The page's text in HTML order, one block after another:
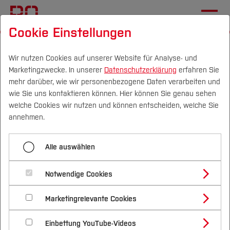
Campus Personen DE|EN Quicklinks
Studium
Studienangebote
Bachelorstudiengänge
Masterstudiengänge
Vor dem Studium
Bewerben & Einschreiben
Bewerbungsportal
Im Studium
Studienbüros und Prüfungen
Nach dem Studium
Forschung & Transfer
Profil
Forschungs- und Transferprofil
Schwerpunkte (FuT)
Beratung & Förderung
Nachhaltigkeit
Nachhaltigkeit studieren
International
Strotmann, C., Dr.
Menü aufklappen
Böcker, J.
Claus, B.
Fink, H. J.
Guéguen, G.
Dr. Christina Strotmann
Kontakt
Cookie Einstellungen
Wir nutzen Cookies auf unserer Website für Analyse- und
Marketingzwecke. In unserer Datenschutzerklärung erfahren Sie
mehr darüber, wie wir personenbezogene Daten verarbeiten und
wie Sie uns kontaktieren können. Hier können Sie genau sehen
welche Cookies wir nutzen und können entscheiden, welche Sie
annehmen.
Alle auswählen
Notwendige Cookies
Marketingrelevante Cookies
Einbettung YouTube-Videos